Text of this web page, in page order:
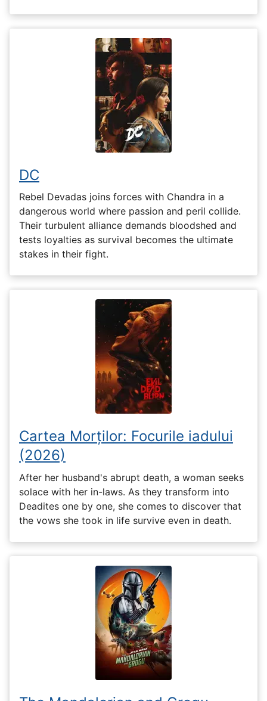
DC
Rebel Devadas joins forces with Chandra in a
dangerous world where passion and peril collide.
Their turbulent alliance demands bloodshed and
tests loyalties as survival becomes the ultimate
stakes in their fight.
Cartea Morților: Focurile iadului
(2026)
After her husband's abrupt death, a woman seeks
solace with her in-laws. As they transform into
Deadites one by one, she comes to discover that
the vows she took in life survive even in death.